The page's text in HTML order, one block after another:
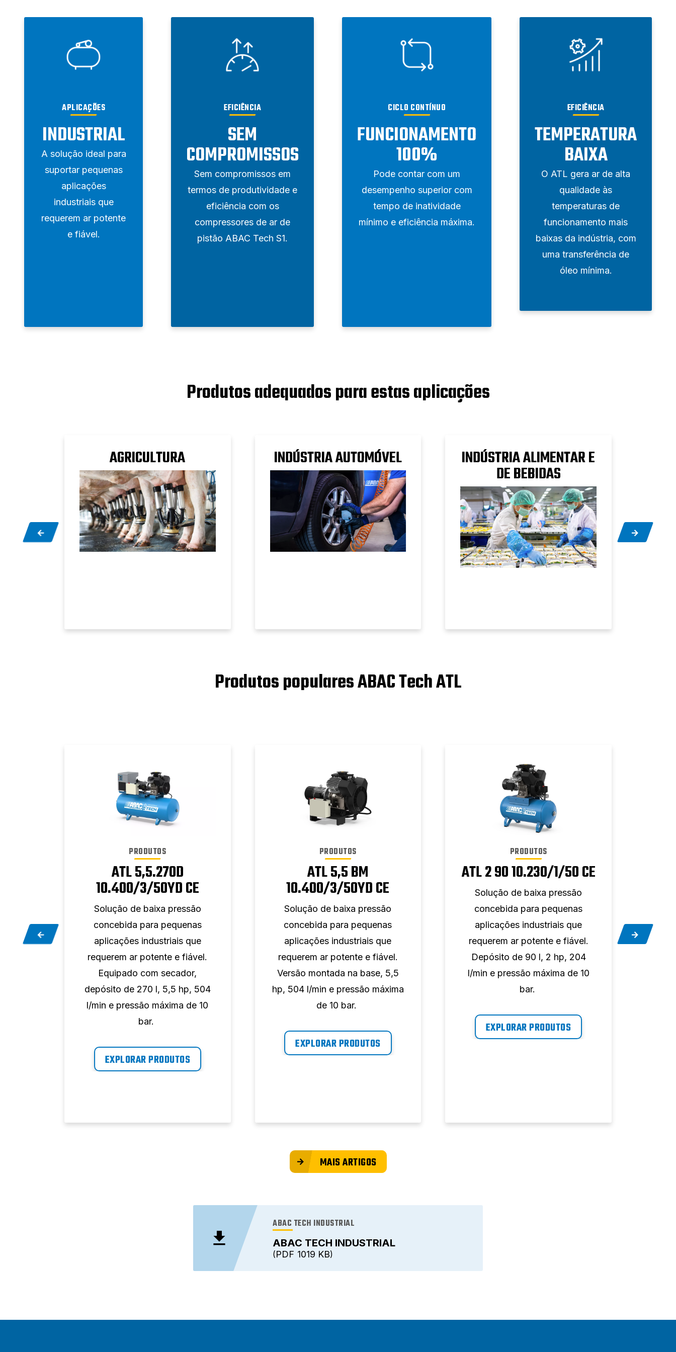
APLICAÇÕES
INDUSTRIAL
A solução ideal para
suportar pequenas
aplicações
industriais que
requerem ar potente
e fiável.
EFICIÊNCIA
SEM
COMPROMISSOS
Sem compromissos em
termos de produtividade e
eficiência com os
compressores de ar de
pistão ABAC Tech S1.
CICLO CONTÍNUO
FUNCIONAMENTO
100%
Pode contar com um
desempenho superior com
tempo de inatividade
mínimo e eficiência máxima.
EFICIÊNCIA
TEMPERATURA
BAIXA
O ATL gera ar de alta
qualidade às
temperaturas de
funcionamento mais
baixas da indústria, com
uma transferência de
óleo mínima.
Produtos adequados para estas aplicações
AGRICULTURA INDÚSTRIA AUTOMÓVEL INDÚSTRIA ALIMENTAR E
DE BEBIDAS
Produtos populares ABAC Tech ATL
PRODUTOS
ATL 5,5.270D
10.400/3/50YD CE
Solução de baixa pressão
concebida para pequenas
aplicações industriais que
requerem ar potente e fiável.
Equipado com secador,
depósito de 270 l, 5,5 hp, 504
l/min e pressão máxima de 10
bar.
EXPLORAR PRODUTOS
PRODUTOS
ATL 5,5 BM
10.400/3/50YD CE
Solução de baixa pressão
concebida para pequenas
aplicações industriais que
requerem ar potente e fiável.
Versão montada na base, 5,5
hp, 504 l/min e pressão máxima
de 10 bar.
EXPLORAR PRODUTOS
PRODUTOS
ATL 2 90 10.230/1/50 CE
Solução de baixa pressão
concebida para pequenas
aplicações industriais que
requerem ar potente e fiável.
Depósito de 90 l, 2 hp, 204
l/min e pressão máxima de 10
bar.
EXPLORAR PRODUTOS
MAIS ARTIGOS
ABAC TECH INDUSTRIAL
ABAC TECH INDUSTRIAL
1019 KB
PDF